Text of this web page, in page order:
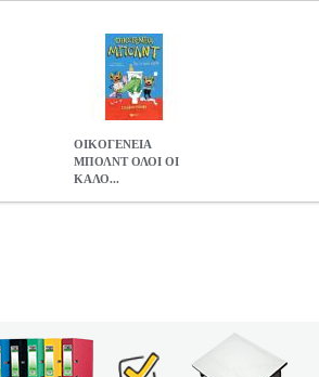
ΟΙΚΟΓΕΝΕΙΑ
ΜΠΟΛΝΤ ΟΛΟΙ ΟΙ
ΚΑΛΟ...